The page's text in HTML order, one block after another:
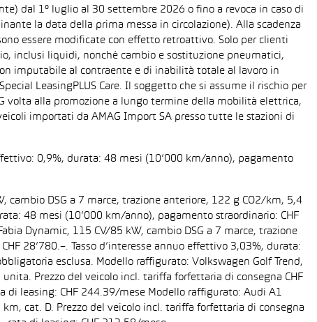
dal 1° luglio al 30 settembre 2026 o fino a revoca in caso di
la data della prima messa in circolazione). Alla scadenza
essere modificate con effetto retroattivo. Solo per clienti
inclusi liquidi, nonché cambio e sostituzione pneumatici,
imputabile al contraente e di inabilità totale al lavoro in
LeasingPLUS Care. Il soggetto che si assume il rischio per
volta alla promozione a lungo termine della mobilità elettrica,
importati da AMAG Import SA presso tutte le stazioni di
0,9%, durata: 48 mesi (10’000 km/anno), pagamento
cambio DSG a 7 marce, trazione anteriore, 122 g CO2/km, 5,4
48 mesi (10’000 km/anno), pagamento straordinario: CHF
Dynamic, 115 CV/85 kW, cambio DSG a 7 marce, trazione
28’780.–. Tasso d’interesse annuo effettivo 3,03%, durata:
esclusa. Modello raffigurato: Volkswagen Golf Trend,
Prezzo del veicolo incl. tariffa forfettaria di consegna CHF
di leasing: CHF 244.39/mese Modello raffigurato: Audi A1
cat. D. Prezzo del veicolo incl. tariffa forfettaria di consegna